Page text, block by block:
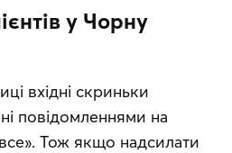
у Чорну
вхідні скриньки
повідомленнями на
Тож якщо надсилати